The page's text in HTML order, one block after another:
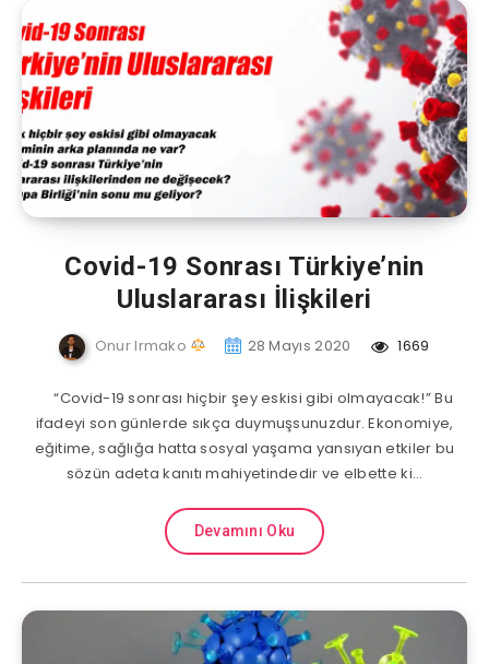
Covid-19 Sonrası Türkiye’nin
Uluslararası İlişkileri
Onur Irmako 28 Mayıs 2020 1669
“Covid-19 sonrası hiçbir şey eskisi gibi olmayacak!” Bu
ifadeyi son günlerde sıkça duymuşsunuzdur. Ekonomiye,
eğitime, sağlığa hatta sosyal yaşama yansıyan etkiler bu
sözün adeta kanıtı mahiyetindedir ve elbette ki…
Devamını Oku